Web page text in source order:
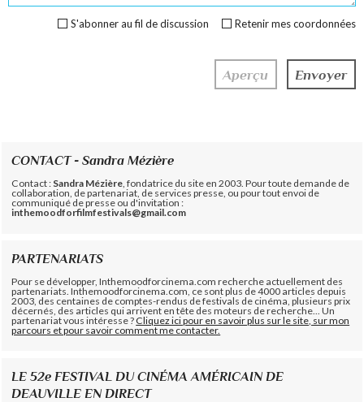
Retenir mes coordonnées
S'abonner au fil de discussion
CONTACT - Sandra Mézière
Contact : Sandra Mézière , fondatrice du site en 2003. Pour toute demande de
collaboration, de partenariat, de services presse, ou pour tout envoi de
communiqué de presse ou d'invitation :
inthemoodforfilmfestivals@gmail.com
PARTENARIATS
Pour se développer, Inthemoodforcinema.com recherche actuellement des
partenariats. Inthemoodforcinema.com, ce sont plus de 4000 articles depuis
2003, des centaines de comptes-rendus de festivals de cinéma, plusieurs prix
décernés, des articles qui arrivent en tête des moteurs de recherche... Un
partenariat vous intéresse ?Cliquez ici pour en savoir plus sur le site, sur mon
parcours et pour savoir comment me contacter.
LE 52e FESTIVAL DU CINÉMA AMÉRICAIN DE
DEAUVILLE EN DIRECT